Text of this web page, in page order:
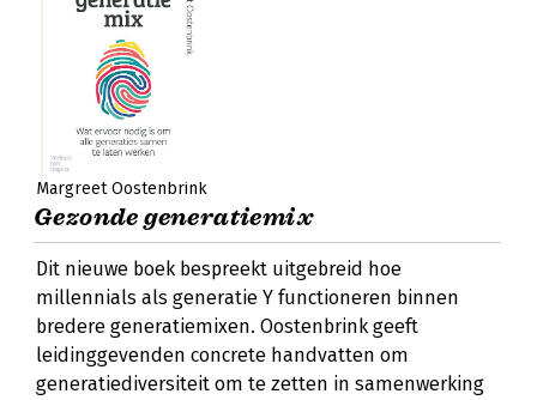
Margreet Oostenbrink
Gezonde generatiemix
Dit nieuwe boek bespreekt uitgebreid hoe
millennials als generatie Y functioneren binnen
bredere generatiemixen. Oostenbrink geeft
leidinggevenden concrete handvatten om
generatiediversiteit om te zetten in samenwerking